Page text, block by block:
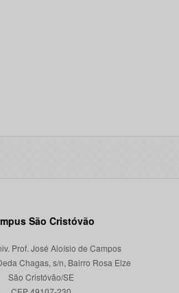
São Cristóvão
Prof. José Aloísio de Campos
Chagas, s/n, Bairro Rosa Elze
São Cristóvão/SE